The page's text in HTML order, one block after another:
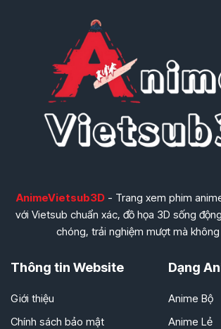
AnimeVietsub3D- Trang xem phim
với Vietsub chuẩn xác, đồ họa 3D sống
chóng, trải nghiệm mượt mà
Thông tin Website
Giới thiệu
Chính sách bảo mật
Dạng
Anime Bộ
Anime Lẻ